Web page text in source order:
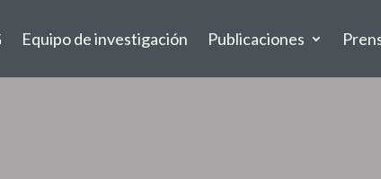
Equipo de investigación Publicaciones